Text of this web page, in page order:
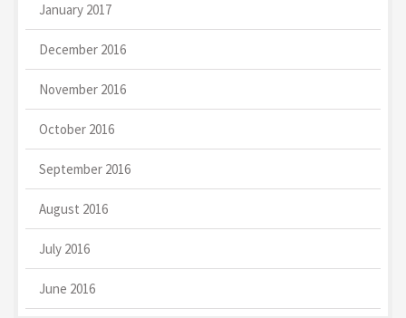
January 2017
December 2016
November 2016
October 2016
September 2016
August 2016
July 2016
June 2016